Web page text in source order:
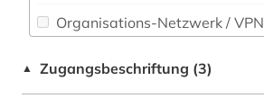
Organisations-Netzwerk / VPN
Shibboleth
Zugriff vor Ort
▲ Zugangsbeschriftung (3)